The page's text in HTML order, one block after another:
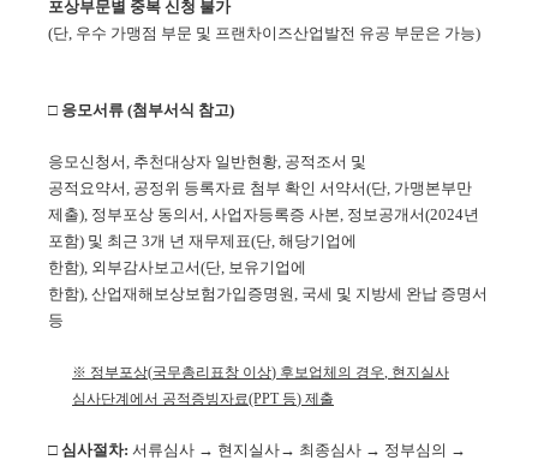
포상부문별 중복 신청 불가
(단, 우수 가맹점 부문 및 프랜차이즈산업발전 유공 부문은 가능)
□ 응모서류 (첨부서식 참고)
응모신청서, 추천대상자 일반현황, 공적조서 및
공적요약서, 공정위 등록자료 첨부 확인 서약서(단, 가맹본부만
제출), 정부포상 동의서, 사업자등록증 사본, 정보공개서(2024년
포함) 및 최근 3개 년 재무제표(단, 해당기업에
한함), 외부감사보고서(단, 보유기업에
한함), 산업재해보상보험가입증명원, 국세 및 지방세 완납 증명서
등
※ 정부포상(국무총리표창 이상) 후보업체의 경우, 현지실사
심사단계에서 공적증빙자료(PPT 등) 제출
□ 심사절차: 서류심사 → 현지실사→ 최종심사 → 정부심의 →